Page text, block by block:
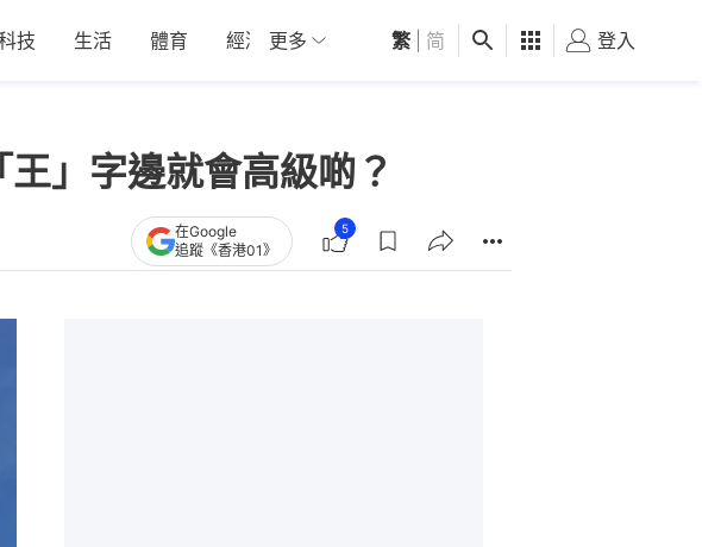
技 生活 體育 經濟 01深圳 觀點 健康 好食玩飛
更多 繁 简 登入
」字邊就會高級啲？
在Google
追蹤《香港01》
5